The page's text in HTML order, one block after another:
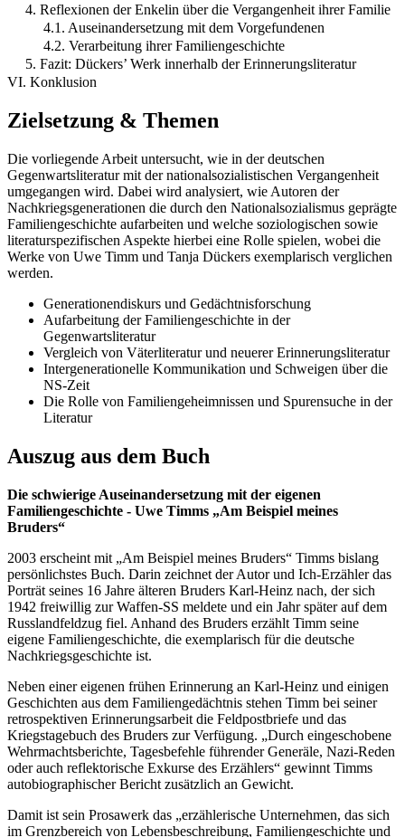
4. Reflexionen der Enkelin über die Vergangenheit ihrer Familie
4.1. Auseinandersetzung mit dem Vorgefundenen
4.2. Verarbeitung ihrer Familiengeschichte
5. Fazit: Dückers’ Werk innerhalb der Erinnerungsliteratur
VI. Konklusion
Zielsetzung & Themen
Die vorliegende Arbeit untersucht, wie in der deutschen
Gegenwartsliteratur mit der nationalsozialistischen Vergangenheit
umgegangen wird. Dabei wird analysiert, wie Autoren der
Nachkriegsgenerationen die durch den Nationalsozialismus geprägte
Familiengeschichte aufarbeiten und welche soziologischen sowie
literaturspezifischen Aspekte hierbei eine Rolle spielen, wobei die
Werke von Uwe Timm und Tanja Dückers exemplarisch verglichen
werden.
Generationendiskurs und Gedächtnisforschung
Aufarbeitung der Familiengeschichte in der
Gegenwartsliteratur
Vergleich von Väterliteratur und neuerer Erinnerungsliteratur
Intergenerationelle Kommunikation und Schweigen über die
NS-Zeit
Die Rolle von Familiengeheimnissen und Spurensuche in der
Literatur
Auszug aus dem Buch
Die schwierige Auseinandersetzung mit der eigenen
Familiengeschichte - Uwe Timms „Am Beispiel meines
Bruders“
2003 erscheint mit „Am Beispiel meines Bruders“ Timms bislang
persönlichstes Buch. Darin zeichnet der Autor und Ich-Erzähler das
Porträt seines 16 Jahre älteren Bruders Karl-Heinz nach, der sich
1942 freiwillig zur Waffen-SS meldete und ein Jahr später auf dem
Russlandfeldzug fiel. Anhand des Bruders erzählt Timm seine
eigene Familiengeschichte, die exemplarisch für die deutsche
Nachkriegsgeschichte ist.
Neben einer eigenen frühen Erinnerung an Karl-Heinz und einigen
Geschichten aus dem Familiengedächtnis stehen Timm bei seiner
retrospektiven Erinnerungsarbeit die Feldpostbriefe und das
Kriegstagebuch des Bruders zur Verfügung. „Durch eingeschobene
Wehrmachtsberichte, Tagesbefehle führender Generäle, Nazi-Reden
oder auch reflektorische Exkurse des Erzählers“ gewinnt Timms
autobiographischer Bericht zusätzlich an Gewicht.
Damit ist sein Prosawerk das „erzählerische Unternehmen, das sich
im Grenzbereich von Lebensbeschreibung, Familiengeschichte und